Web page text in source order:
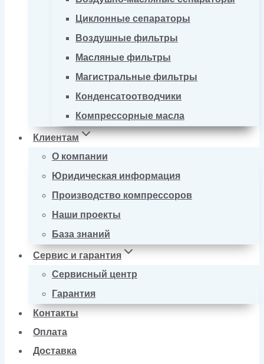
Циклонные сепараторы
Воздушные фильтры
Масляные фильтры
Магистральные фильтры
Конденсатоотводчики
Компрессорные масла
Клиентам
О компании
Юридическая информация
Производство компрессоров
Наши проекты
База знаний
Сервис и гарантия
Сервисный центр
Гарантия
Контакты
Оплата
Доставка